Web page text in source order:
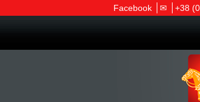
Facebook ✉ +38